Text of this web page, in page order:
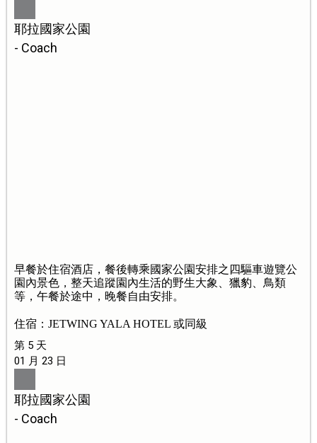
耶拉國家公園
- Coach
早餐於住宿酒店，餐後轉乘國家公園安排之四驅車遊覽公
園內景色，整天追蹤園內生活的野生大象、獵豹、鳥類
等，午餐於途中，晚餐自由安排。
住宿：JETWING YALA HOTEL 或同級
第 5 天
01 月 23 日
耶拉國家公園
- Coach